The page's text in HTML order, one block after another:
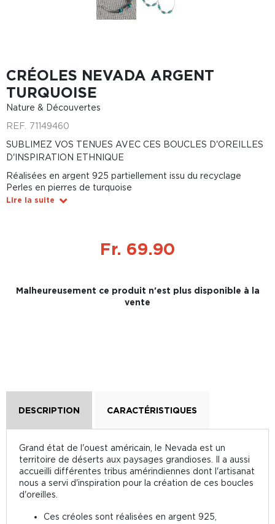
CRÉOLES NEVADA ARGENT
TURQUOISE
Nature & Découvertes
REF. 71149460
SUBLIMEZ VOS TENUES AVEC CES BOUCLES D'OREILLES
D'INSPIRATION ETHNIQUE
Réalisées en argent 925 partiellement issu du recyclage
Perles en pierres de turquoise
Lire la suite
Fr. 69.90
Malheureusement ce produit n'est plus disponible à la
vente
DESCRIPTION CARACTÉRISTIQUES
Grand état de l'ouest américain, le Nevada est un
territoire de déserts aux paysages grandioses. Il a aussi
accueilli différentes tribus amérindiennes dont l'artisanat
nous a servi d'inspiration pour la création de ces boucles
d'oreilles.
Ces créoles sont réalisées en argent 925,